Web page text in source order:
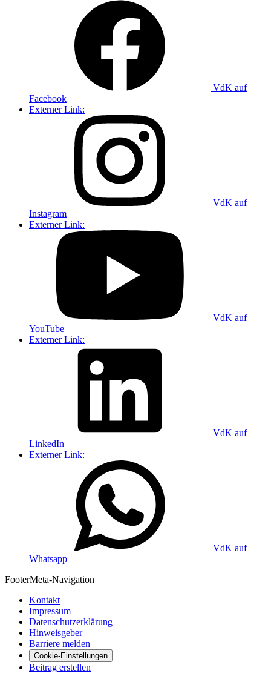
VdK auf
Facebook
Externer Link:
VdK auf
Instagram
Externer Link:
VdK auf
YouTube
Externer Link:
VdK auf
LinkedIn
Externer Link:
VdK auf
Whatsapp
FooterMeta-Navigation
Kontakt
Impressum
Datenschutzerklärung
Hinweisgeber
Barriere melden
Cookie-Einstellungen
Beitrag erstellen